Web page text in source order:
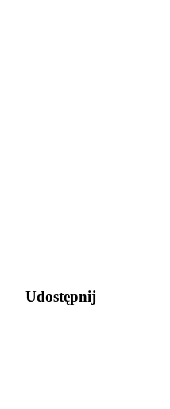
Udostępnij